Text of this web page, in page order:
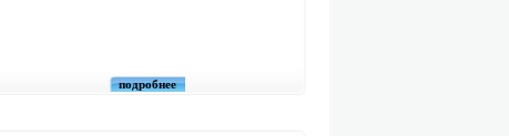
подробнее